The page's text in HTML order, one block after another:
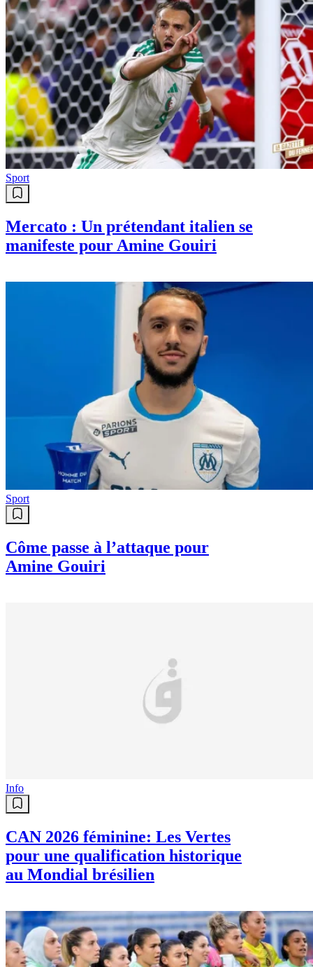
Sport
Mercato : Un prétendant italien se
manifeste pour Amine Gouiri
Sport
Côme passe à l’attaque pour
Amine Gouiri
Info
CAN 2026 féminine: Les Vertes
pour une qualification historique
au Mondial brésilien